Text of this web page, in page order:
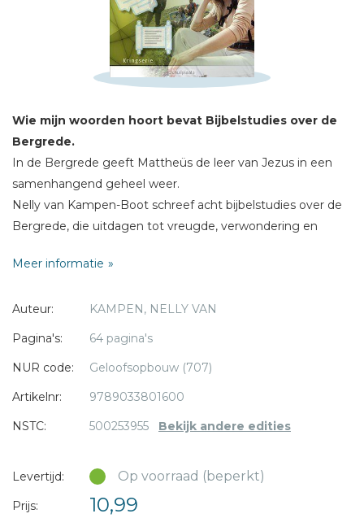
Wie mijn woorden hoort bevat Bijbelstudies over de
Bergrede.
In de Bergrede geeft Mattheüs de leer van Jezus in een
samenhangend geheel weer.
Nelly van Kampen-Boot schreef acht bijbelstudies over de
Bergrede, die uitdagen tot vreugde, verwondering en
Nelly van Kampen-Boot
Meer informatie
Auteur:
KAMPEN, NELLY VAN
Pagina's:
64 pagina's
NUR code:
Geloofsopbouw (707)
Artikelnr:
9789033801600
NSTC:
500253955 Bekijk andere edities
Levertijd: Op voorraad (beperkt)
Prijs: 10,99
Schrijf hieronder je review!
E-mail *
Titel *
* = verplicht